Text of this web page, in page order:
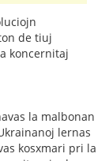
de tiuj
koncernitaj
la malbonan
lernas
kosxmari pri la